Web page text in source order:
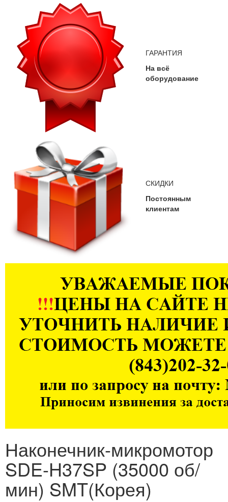
ГАРАНТИЯ
На всё
оборудование
СКИДКИ
Постоянным
клиентам
Наконечник-микромотор
SDE-H37SP (35000 об/
мин) SMT(Корея)